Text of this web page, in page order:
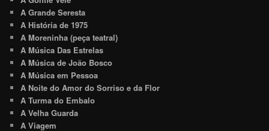
A Grande Seresta
A História de 1975
A Moreninha (peça teatral)
A Música Das Estrelas
A Música de João Bosco
A Música em Pessoa
A Noite do Amor do Sorriso e da Flor
A Turma do Embalo
A Velha Guarda
A Viagem